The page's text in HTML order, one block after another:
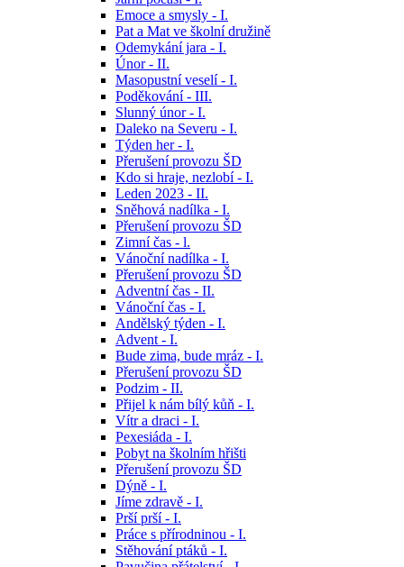
Emoce a smysly - I.
Pat a Mat ve školní družině
Odemykání jara - I.
Únor - II.
Masopustní veselí - I.
Poděkování - III.
Slunný únor - I.
Daleko na Severu - I.
Týden her - I.
Přerušení provozu ŠD
Kdo si hraje, nezlobí - I.
Leden 2023 - II.
Sněhová nadílka - I.
Přerušení provozu ŠD
Zimní čas - l.
Vánoční nadílka - I.
Přerušení provozu ŠD
Adventní čas - II.
Vánoční čas - I.
Andělský týden - I.
Advent - I.
Bude zima, bude mráz - I.
Přerušení provozu ŠD
Podzim - II.
Přijel k nám bílý kůň - I.
Vítr a draci - I.
Pexesiáda - I.
Pobyt na školním hřišti
Přerušení provozu ŠD
Dýně - I.
Jíme zdravě - I.
Prší prší - I.
Práce s přírodninou - I.
Stěhování ptáků - I.